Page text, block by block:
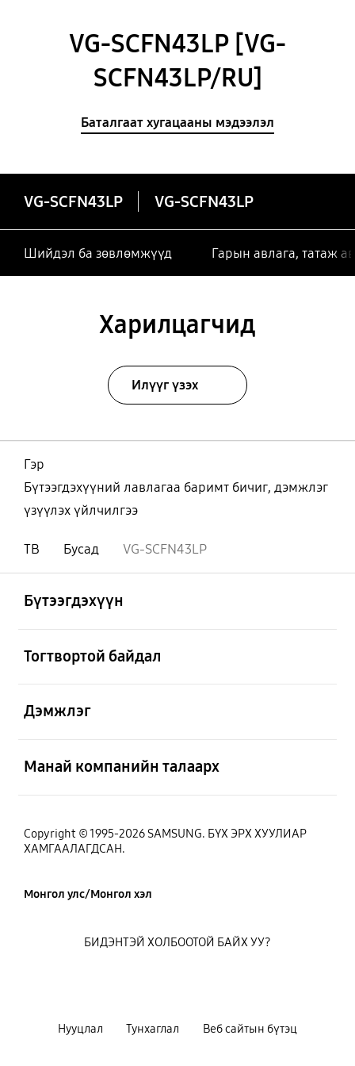
VG-SCFN43LP [VG-
SCFN43LP/RU]
Баталгаат хугацааны мэдээлэл
VG-SCFN43LP VG-SCFN43LP
Шийдэл ба зөвлөмжүүд Гарын авлага, татаж
Харилцагчид
Илүүг үзэх
Гэр
Бүтээгдэхүүний лавлагаа баримт бичиг, дэмжлэг
үзүүлэх үйлчилгээ
ТВ Бусад VG-SCFN43LP
Бүтээгдэхүүн
Тогтвортой байдал
Дэмжлэг
Манай компанийн талаарх
Copyright © 1995-2026 SAMSUNG. БҮХ ЭРХ ХУУЛИАР
ХАМГААЛАГДСАН.
Монгол улс/Монгол хэл
Нууцлал Тунхаглал Веб сайтын бүтэц
БИДЭНТЭЙ ХОЛБООТОЙ БАЙХ УУ?